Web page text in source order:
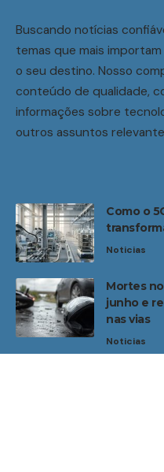
Buscando notícias
temas que mais
o seu destino. Nosso
conteúdo de qualidade,
informações sobre
outros assuntos
Como o
Noticias
Mortes
junho e
nas vias
Noticias